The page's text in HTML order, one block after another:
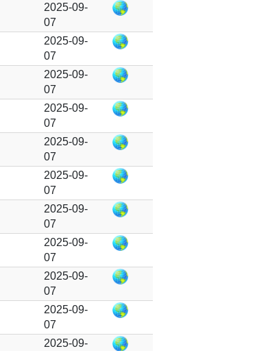
2025-09-
07
2025-09-
07
2025-09-
07
2025-09-
07
2025-09-
07
2025-09-
07
2025-09-
07
2025-09-
07
2025-09-
07
2025-09-
07
2025-09-